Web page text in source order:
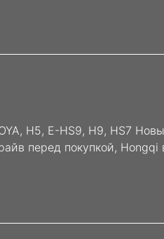
H5, E-HS9, H9, HS7
перед покупкой,